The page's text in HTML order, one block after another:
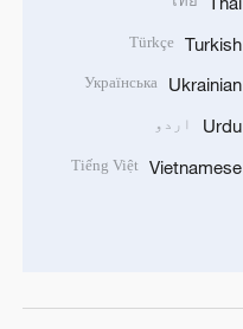
Turkish
Türkçe
Ukrainian
Українська
Urdu اردو
Vietnamese
Tiếng Việt